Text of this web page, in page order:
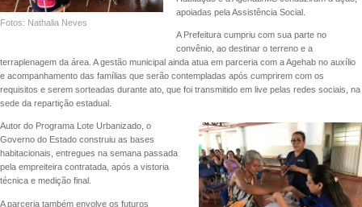
Fotos: Nathalia Neves
apoiadas pela Assistência Social.
A Prefeitura cumpriu com sua parte no
convênio, ao destinar o terreno e a
terraplenagem da área. A gestão municipal ainda atua em parceria com a Agehab no auxílio
e acompanhamento das famílias que serão contempladas após cumprirem com os
requisitos e serem sorteadas durante ato, que foi transmitido em live pelas redes sociais, na
sede da repartição estadual.
Autor do Programa Lote Urbanizado, o
Governo do Estado construiu as bases
habitacionais, entregues na semana passada
pela empreiteira contratada, após a vistoria
técnica e medição final.
A parceria também envolve os futuros